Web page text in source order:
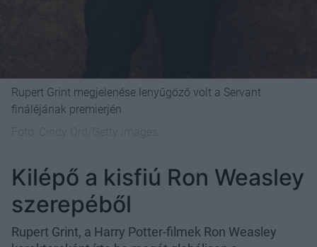
Rupert Grint megjelenése lenyűgöző volt a Servant
fináléjának premierjén
Kilépő a kisfiú Ron Weasley
szerepéből
Rupert Grint, a Harry Potter-filmek Ron Weasley